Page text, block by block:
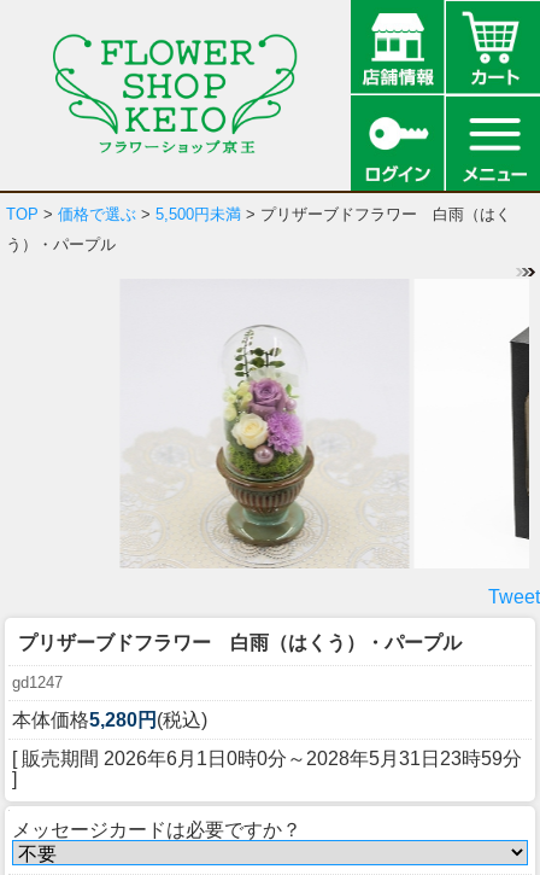
TOP > 価格で選ぶ > 5,500円未満 > プリザーブドフラワー 白雨（はく
う）・パープル
Tweet
プリザーブドフラワー 白雨（はくう）・パープル
gd1247
本体価格5,280円 (税込)
[ 販売期間 2026年6月1日0時0分 ～ 2028年5月31日23時59分
]
メッセージカードは必要ですか？